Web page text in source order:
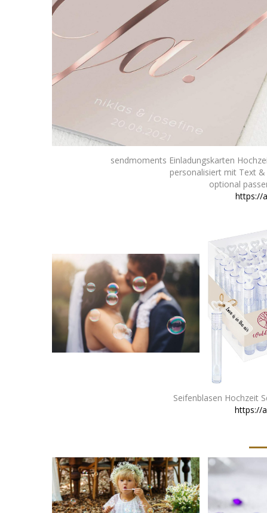
sendmoments Einladungskarten
personalisiert mit Text
optional
https://
Seifenblasen Hochzeit
https://